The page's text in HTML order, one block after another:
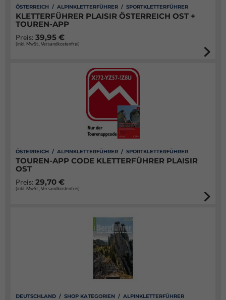
ÖSTERREICH / ALPINKLETTERFÜHRER / SPORTKLETTERFÜHRER
KLETTERFÜHRER PLAISIR ÖSTERREICH OST +
TOUREN-APP
Preis: 39,95 €
(inkl. MwSt., Versandkostenfrei)
ÖSTERREICH / ALPINKLETTERFÜHRER / SPORTKLETTERFÜHRER
TOUREN-APP CODE KLETTERFÜHRER PLAISIR
OST
Preis: 29,70 €
(inkl. MwSt., Versandkostenfrei)
DEUTSCHLAND / SHOP KATEGORIEN / ALPINKLETTERFÜHRER